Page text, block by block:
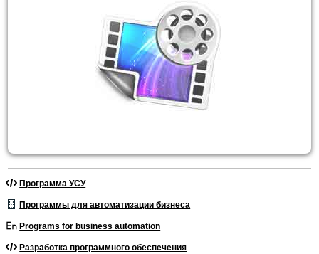
Программа УСУ
Программы для автоматизации бизнеса
Programs for business automation
Разработка программного обеспечения